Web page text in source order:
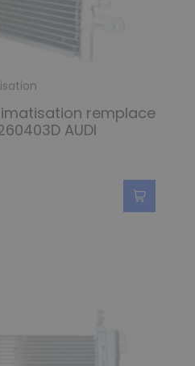
remplace
AUDI